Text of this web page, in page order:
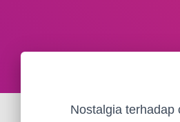
Nostalgia terhadap